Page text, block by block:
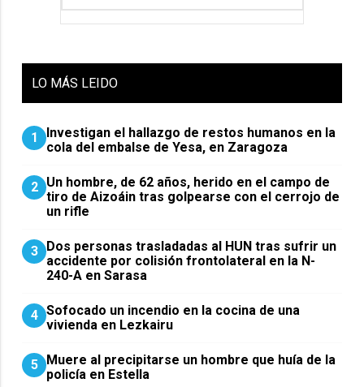
LO MÁS LEIDO
1
Investigan el hallazgo de restos humanos en la
cola del embalse de Yesa, en Zaragoza
2 Un hombre, de 62 años, herido en el campo de
tiro de Aizoáin tras golpearse con el cerrojo de
un rifle
3 ​Dos personas trasladadas al HUN tras sufrir un
accidente por colisión frontolateral en la N-
240-A en Sarasa
4 Sofocado un incendio en la cocina de una
vivienda en Lezkairu
5 Muere al precipitarse un hombre que huía de la
policía en Estella